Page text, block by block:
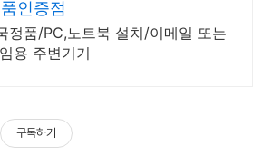
인증점
정품/PC,노트북 설치/이메일 또는
용 주변기기
구독하기